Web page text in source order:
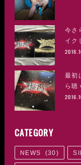
今さ
イク
最初
ら聴
CATEGORY
NEWS (30)